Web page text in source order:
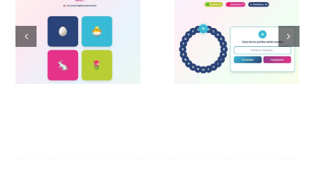
Simon de Pascua
Pasapalabra de
Pascua